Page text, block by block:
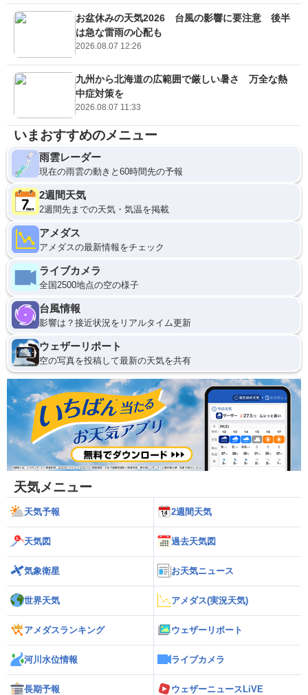
お盆休みの天気2026 台風の影響に要注意 後半
は急な雷雨の心配も
2026.08.07 12:26
九州から北海道の広範囲で厳しい暑さ 万全な熱
中症対策を
2026.08.07 11:33
いまおすすめのメニュー
雨雲レーダー
現在の雨雲の動きと60時間先の予報
2週間天気
2週間先までの天気・気温を掲載
アメダス
アメダスの最新情報をチェック
ライブカメラ
全国2500地点の空の様子
台風情報
影響は？接近状況をリアルタイム更新
ウェザーリポート
空の写真を投稿して最新の天気を共有
天気メニュー
天気予報 2週間天気
天気図 過去天気図
気象衛星 お天気ニュース
世界天気 アメダス(実況天気)
アメダスランキング ウェザーリポート
河川水位情報 ライブカメラ
長期予報 ウェザーニュースLiVE